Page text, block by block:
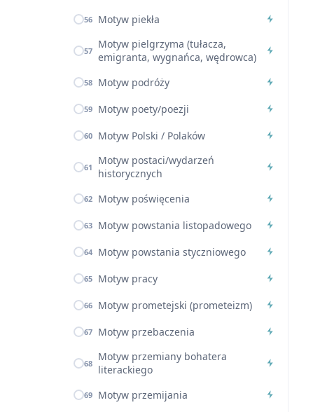
56 Motyw piekła
57 Motyw pielgrzyma (tułacza,
emigranta, wygnańca, wędrowca)
58 Motyw podróży
59 Motyw poety/poezji
60 Motyw Polski / Polaków
61
Motyw postaci/wydarzeń
historycznych
62 Motyw poświęcenia
63 Motyw powstania listopadowego
64 Motyw powstania styczniowego
65 Motyw pracy
66 Motyw prometejski (prometeizm)
67 Motyw przebaczenia
68 Motyw przemiany bohatera
literackiego
69 Motyw przemijania